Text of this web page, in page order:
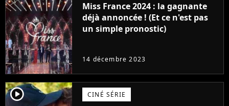
Miss France 2024 : la gagnante
déjà annoncée ! (Et ce n'est pas
un simple pronostic)
14 décembre 2023
player2 CINÉ SÉRIE